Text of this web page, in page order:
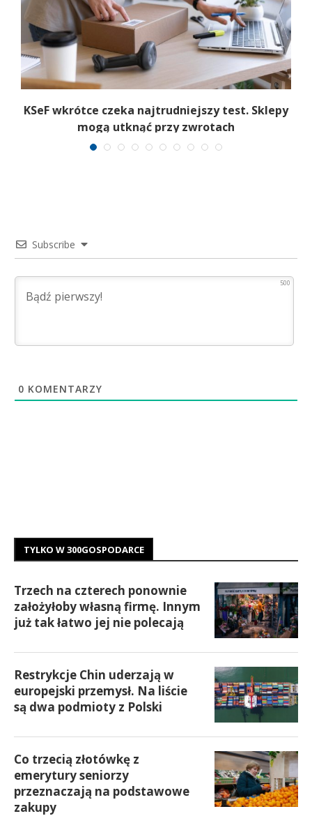
KSeF wkrótce czeka najtrudniejszy test. Sklepy
mogą utknąć przy zwrotach
Subscribe
500
0 KOMENTARZY
TYLKO W 300GOSPODARCE
Trzech na czterech ponownie
założyłoby własną firmę. Innym
już tak łatwo jej nie polecają
Restrykcje Chin uderzają w
europejski przemysł. Na liście
są dwa podmioty z Polski
Co trzecią złotówkę z
emerytury seniorzy
przeznaczają na podstawowe
zakupy